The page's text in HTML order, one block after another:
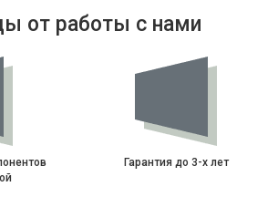
от работы с нами
Гарантия до 3-х лет